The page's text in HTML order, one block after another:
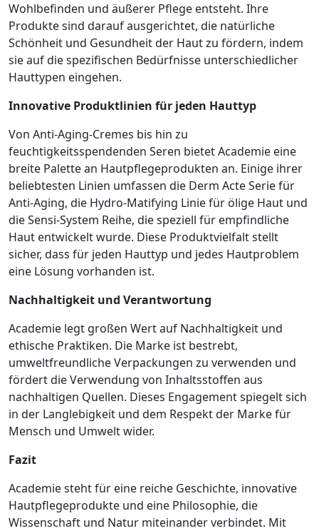
Wohlbefinden und äußerer Pflege entsteht. Ihre
Produkte sind darauf ausgerichtet, die natürliche
Schönheit und Gesundheit der Haut zu fördern, indem
sie auf die spezifischen Bedürfnisse unterschiedlicher
Hauttypen eingehen.
Innovative Produktlinien für jeden Hauttyp
Von Anti-Aging-Cremes bis hin zu
feuchtigkeitsspendenden Seren bietet Academie eine
breite Palette an Hautpflegeprodukten an. Einige ihrer
beliebtesten Linien umfassen die Derm Acte Serie für
Anti-Aging, die Hydro-Matifying Linie für ölige Haut und
die Sensi-System Reihe, die speziell für empfindliche
Haut entwickelt wurde. Diese Produktvielfalt stellt
sicher, dass für jeden Hauttyp und jedes Hautproblem
eine Lösung vorhanden ist.
Nachhaltigkeit und Verantwortung
Academie legt großen Wert auf Nachhaltigkeit und
ethische Praktiken. Die Marke ist bestrebt,
umweltfreundliche Verpackungen zu verwenden und
fördert die Verwendung von Inhaltsstoffen aus
nachhaltigen Quellen. Dieses Engagement spiegelt sich
in der Langlebigkeit und dem Respekt der Marke für
Mensch und Umwelt wider.
Fazit
Academie steht für eine reiche Geschichte, innovative
Hautpflegeprodukte und eine Philosophie, die
Wissenschaft und Natur miteinander verbindet. Mit